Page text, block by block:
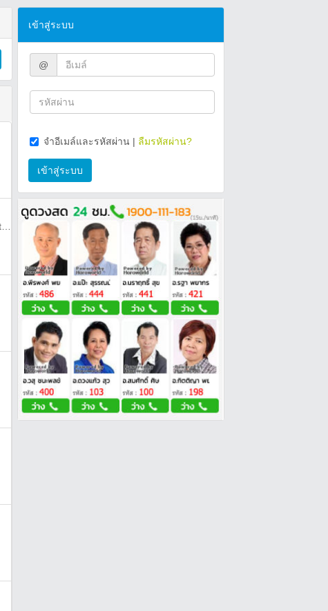
เข้าสู่ระบบ
@
จำอีเมล์และรหัสผ่าน | ลืมรหัสผ่าน?
เข้าสู่ระบบ